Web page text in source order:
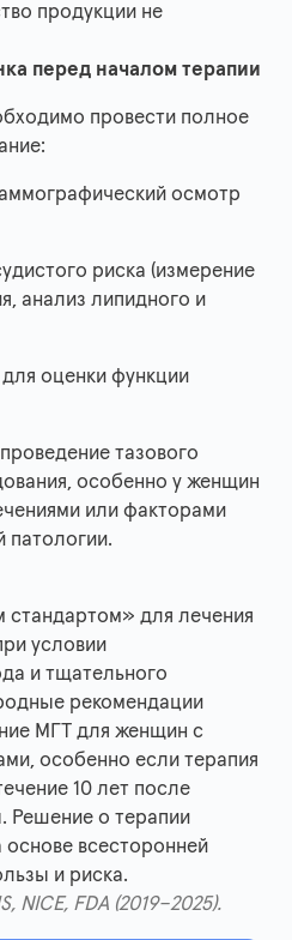
продукции не
перед началом терапии
провести полное
осмотр
риска (измерение
анализ липидного и
оценки функции
тазового
особенно у женщин
или факторами
патологии.
стандартом» для лечения
условии
и тщательного
рекомендации
МГТ для женщин с
особенно если терапия
10 лет после
Решение о терапии
всесторонней
и риска.
NICE, FDA (2019–2025).